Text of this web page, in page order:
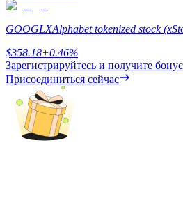
Блокировки BTR
Эксклюзивные инвестиции для
GOOGLXAlphabet tokenized stock
$358.18+0.46%
Зарегистрируйтесь и получите
Присоединиться сейчас